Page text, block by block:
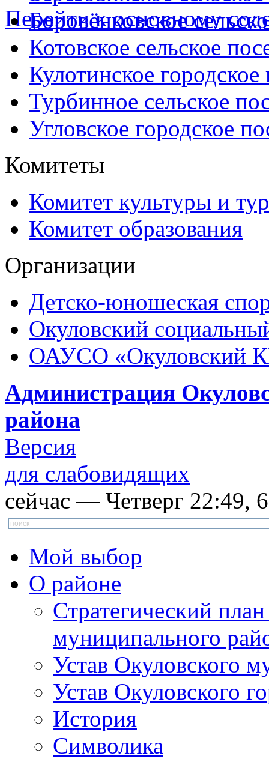
Перейти к основному
Боровёнковское
Котовское сельское
Кулотинское городское
Турбинное сельское
Угловское городское
Комитеты
Комитет культуры и
Комитет образования
Организации
Детско-юношеская
Окуловский
ОАУСО «Окуловский
Администрация
района
Версия
для слабовидящих
сейчас — Четверг 22:49, 6
Мой выбор
О районе
Стратегический
муниципального
Устав Окуловского
Устав Окуловского
История
Символика